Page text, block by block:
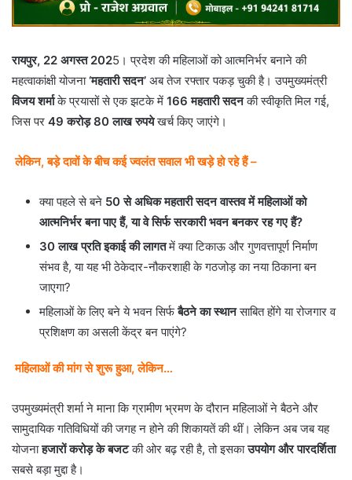
रायपुर, 22 अगस्त 2025। प्रदेश की महिलाओं को आत्मनिर्भर बनाने की
महत्वाकांक्षी योजना‘महतारी सदन’ अब तेज रफ्तार पकड़ चुकी है। उपमुख्यमंत्री
विजय शर्माके प्रयासों से एक झटके में 166 महतारी सदनकी स्वीकृति मिल गई,
जिस पर 49 करोड़ 80 लाख रुपयेखर्च किए जाएंगे।
लेकिन, बड़े दावों के बीच कई ज्वलंत सवाल भी खड़े हो रहे हैं –
क्या पहले से बने 50 से अधिक महतारी सदन वास्तव में महिलाओं को
आत्मनिर्भर बना पाए हैं, या वे सिर्फ सरकारी भवन बनकर रह गए हैं?
30 लाख प्रति इकाई की लागतमें क्या टिकाऊ और गुणवत्तापूर्ण निर्माण
संभव है, या यह भी ठेकेदार-नौकरशाही के गठजोड़ का नया ठिकाना बन
जाएगा?
महिलाओं के लिए बने ये भवन सिर्फबैठने का स्थानसाबित होंगे या रोजगार व
प्रशिक्षण का असली केंद्र बन पाएंगे?
महिलाओं की मांग से शुरू हुआ, लेकिन…
उपमुख्यमंत्री शर्मा ने माना कि ग्रामीण भ्रमण के दौरान महिलाओं ने बैठने और
सामुदायिक गतिविधियों की जगह न होने की शिकायतें की थीं। लेकिन अब जब यह
योजनाहजारों करोड़ के बजटकी ओर बढ़ रही है, तो इसकाउपयोग और पारदर्शिता
सबसे बड़ा मुद्दा है।